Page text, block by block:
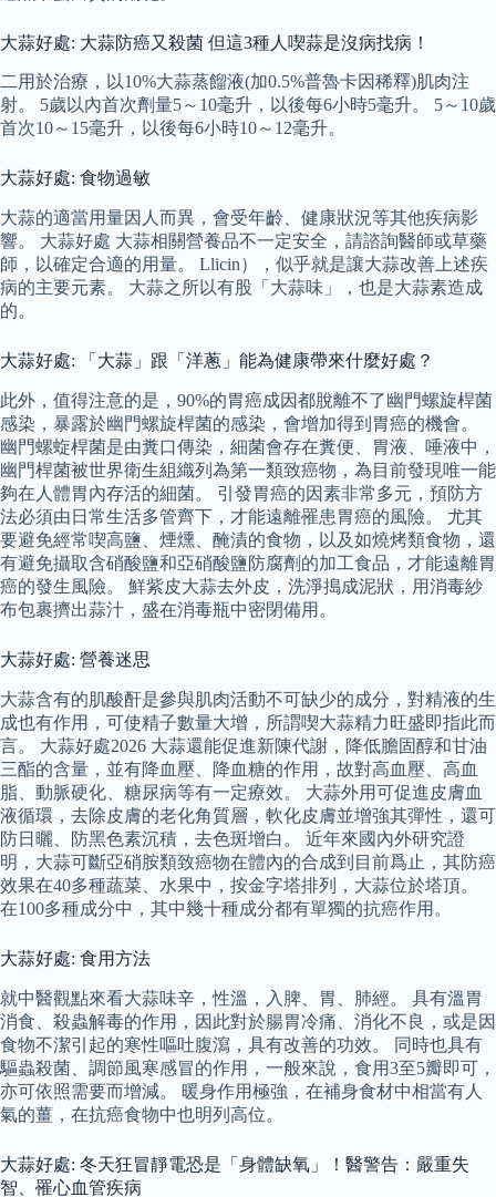
大蒜好處: 大蒜防癌又殺菌 但這3種人喫蒜是沒病找病！
二用於治療，以10%大蒜蒸餾液(加0.5%普魯卡因稀釋)肌肉注
射。 5歲以內首次劑量5～10毫升，以後每6小時5毫升。 5～10歲
首次10～15毫升，以後每6小時10～12毫升。
大蒜好處: 食物過敏
大蒜的適當用量因人而異，會受年齡、健康狀況等其他疾病影
響。 大蒜好處 大蒜相關營養品不一定安全，請諮詢醫師或草藥
師，以確定合適的用量。 Llicin），似乎就是讓大蒜改善上述疾
病的主要元素。 大蒜之所以有股「大蒜味」，也是大蒜素造成
的。
大蒜好處: 「大蒜」跟「洋蔥」能為健康帶來什麼好處？
此外，值得注意的是，90%的胃癌成因都脫離不了幽門螺旋桿菌
感染，暴露於幽門螺旋桿菌的感染，會增加得到胃癌的機會。
幽門螺蜁桿菌是由糞口傳染，細菌會存在糞便、胃液、唾液中，
幽門桿菌被世界衛生組織列為第一類致癌物，為目前發現唯一能
夠在人體胃內存活的細菌。 引發胃癌的因素非常多元，預防方
法必須由日常生活多管齊下，才能遠離罹患胃癌的風險。 尤其
要避免經常喫高鹽、煙燻、醃漬的食物，以及如燒烤類食物，還
有避免攝取含硝酸鹽和亞硝酸鹽防腐劑的加工食品，才能遠離胃
癌的發生風險。 鮮紫皮大蒜去外皮，洗淨搗成泥狀，用消毒紗
布包裹擠出蒜汁，盛在消毒瓶中密閉備用。
大蒜好處: 營養迷思
大蒜含有的肌酸酐是參與肌肉活動不可缺少的成分，對精液的生
成也有作用，可使精子數量大增，所謂喫大蒜精力旺盛即指此而
言。 大蒜好處2026 大蒜還能促進新陳代謝，降低膽固醇和甘油
三酯的含量，並有降血壓、降血糖的作用，故對高血壓、高血
脂、動脈硬化、糖尿病等有一定療效。 大蒜外用可促進皮膚血
液循環，去除皮膚的老化角質層，軟化皮膚並增強其彈性，還可
防日曬、防黑色素沉積，去色斑增白。 近年來國內外研究證
明，大蒜可斷亞硝胺類致癌物在體內的合成到目前爲止，其防癌
效果在40多種蔬菜、水果中，按金字塔排列，大蒜位於塔頂。
在100多種成分中，其中幾十種成分都有單獨的抗癌作用。
大蒜好處: 食用方法
就中醫觀點來看大蒜味辛，性溫，入脾、胃、肺經。 具有溫胃
消食、殺蟲解毒的作用，因此對於腸胃冷痛、消化不良，或是因
食物不潔引起的寒性嘔吐腹瀉，具有改善的功效。 同時也具有
驅蟲殺菌、調節風寒感冒的作用，一般來說，食用3至5瓣即可，
亦可依照需要而增減。 暖身作用極強，在補身食材中相當有人
氣的薑，在抗癌食物中也明列高位。
大蒜好處: 冬天狂冒靜電恐是「身體缺氧」！醫警告：嚴重失
智、罹心血管疾病